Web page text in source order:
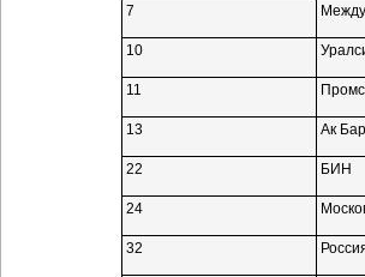
7
10
11
13 Ак
22 БИН
24
32